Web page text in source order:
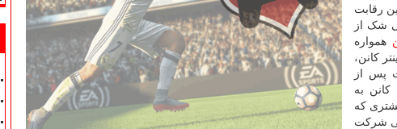
رقابت
شک از
همواره
کانن،
پس از
به
که
شرکت